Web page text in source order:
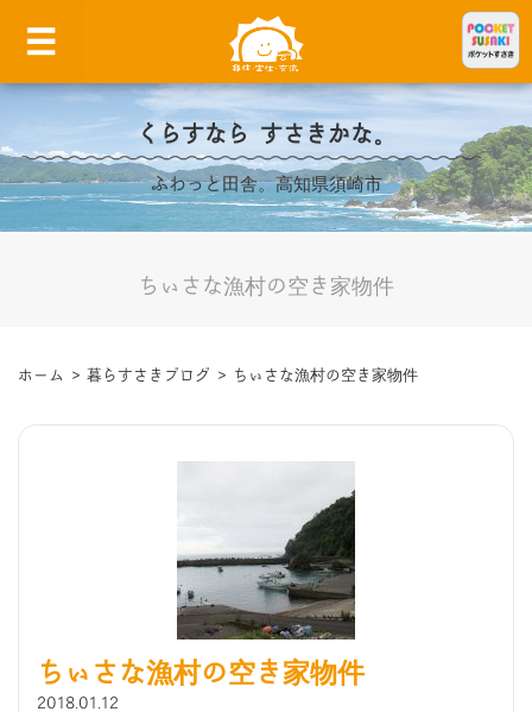
くらすなら すさきかな。
ふわっと田舎。高知県須崎市
ちぃさな漁村の空き家物件
ホーム > 暮らすさきブログ > ちぃさな漁村の空き家物件
ちぃさな漁村の空き家物件
2018.01.12